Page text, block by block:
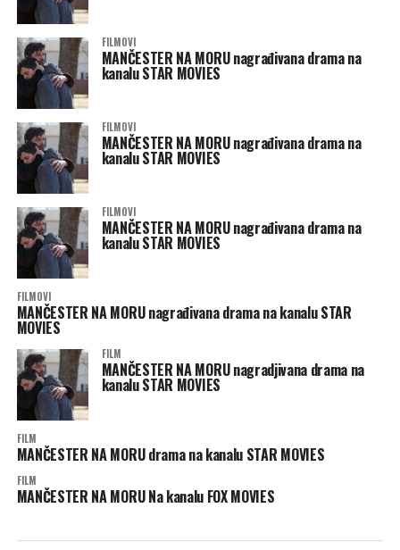
FILMOVI
MANČESTER NA MORU nagrađivana drama na
kanalu STAR MOVIES
FILMOVI
MANČESTER NA MORU nagrađivana drama na
kanalu STAR MOVIES
FILMOVI
MANČESTER NA MORU nagrađivana drama na
kanalu STAR MOVIES
FILMOVI
MANČESTER NA MORU nagrađivana drama na kanalu STAR
MOVIES
FILM
MANČESTER NA MORU nagradjivana drama na
kanalu STAR MOVIES
FILM
MANČESTER NA MORU drama na kanalu STAR MOVIES
FILM
MANČESTER NA MORU Na kanalu FOX MOVIES